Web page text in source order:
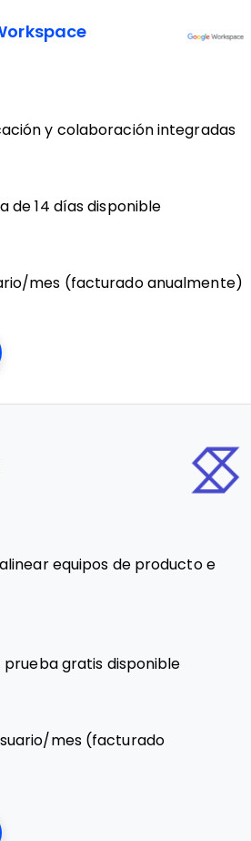
y colaboración integradas
de 14 días disponible
mes (facturado anualmente)
equipos de producto e
prueba gratis disponible
mes (facturado